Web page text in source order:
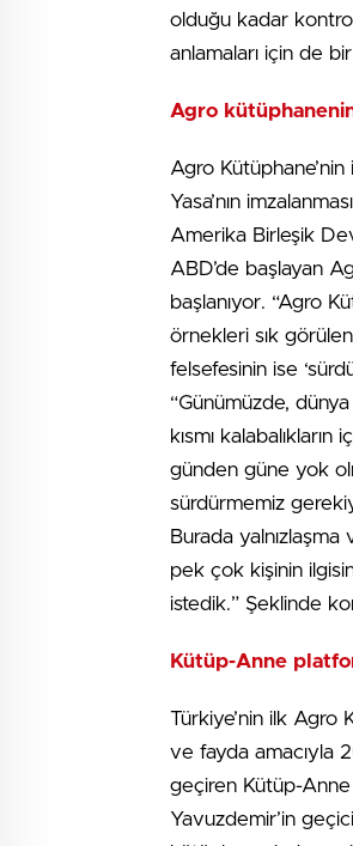
olduğu kadar
anlamaları için de
Agro
Agro
Yasa’nın
Amerika Birleşik
ABD’de başlayan
başlanıyor. “Agro
örnekleri sık
felsefesinin ise
“Günümüzde,
kısmı
günden güne yok
sürdürmemiz
Burada
pek çok kişinin
istedik.” Şeklinde
Kütüp-Anne
Türkiye’nin ilk Agro
ve fayda amacıyla
geçiren Kütüp-
Yavuzdemir’in